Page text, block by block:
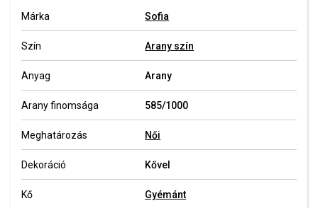
Márka Sofia
Szín Arany szín
Anyag Arany
Arany finomsága 585/1000
Meghatározás Női
Dekoráció Kővel
Kő Gyémánt